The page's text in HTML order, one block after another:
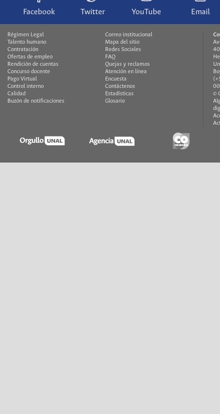
Facebook Twitter YouTube Email
Régimen Legal
Talento humano
Contratación
Ofertas de empleo
Rendición de cuentas
Concurso docente
Pago Virtual
Control interno
Calidad
Buzón de notificaciones
Correo institucional
Mapa del sitio
Redes Sociales
FAQ
Quejas y reclamos
Atención en línea
Encuesta
Contáctenos
Estadísticas
Glosario
©